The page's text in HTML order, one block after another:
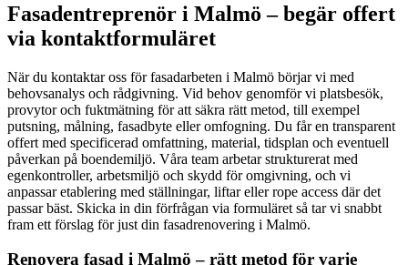
Fasadentreprenör i Malmö – begär offert
via kontaktformuläret
När du kontaktar oss för fasadarbeten i Malmö börjar vi med
behovsanalys och rådgivning. Vid behov genomför vi platsbesök,
provytor och fuktmätning för att säkra rätt metod, till exempel
putsning, målning, fasadbyte eller omfogning. Du får en transparent
offert med specificerad omfattning, material, tidsplan och eventuell
påverkan på boendemiljö. Våra team arbetar strukturerat med
egenkontroller, arbetsmiljö och skydd för omgivning, och vi
anpassar etablering med ställningar, liftar eller rope access där det
passar bäst. Skicka in din förfrågan via formuläret så tar vi snabbt
fram ett förslag för just din fasadrenovering i Malmö.
Renovera fasad i Malmö – rätt metod för varje